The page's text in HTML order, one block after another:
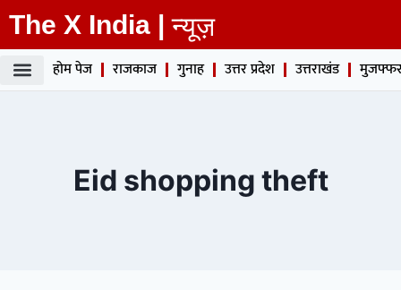
The X India | न्यूज़
होम पेज राजकाज गुनाह उत्तर प्रदेश उत्तराखंड
Eid shopping theft